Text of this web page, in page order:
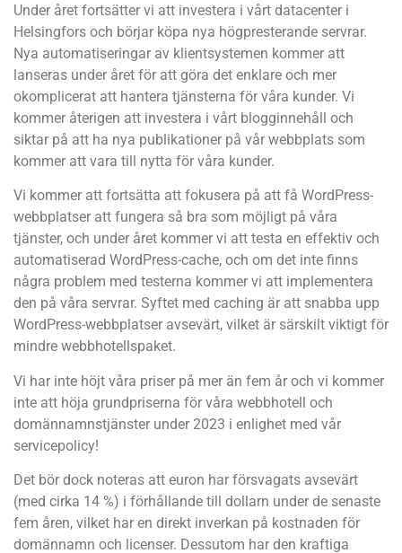
Under året fortsätter vi att investera i vårt datacenter i
Helsingfors och börjar köpa nya högpresterande servrar.
Nya automatiseringar av klientsystemen kommer att
lanseras under året för att göra det enklare och mer
okomplicerat att hantera tjänsterna för våra kunder. Vi
kommer återigen att investera i vårt blogginnehåll och
siktar på att ha nya publikationer på vår webbplats som
kommer att vara till nytta för våra kunder.
Vi kommer att fortsätta att fokusera på att få WordPress-
webbplatser att fungera så bra som möjligt på våra
tjänster, och under året kommer vi att testa en effektiv och
automatiserad WordPress-cache, och om det inte finns
några problem med testerna kommer vi att implementera
den på våra servrar. Syftet med caching är att snabba upp
WordPress-webbplatser avsevärt, vilket är särskilt viktigt för
mindre webbhotellspaket.
Vi har inte höjt våra priser på mer än fem år och vi kommer
inte att höja grundpriserna för våra webbhotell och
domännamnstjänster under 2023 i enlighet med vår
servicepolicy!
Det bör dock noteras att euron har försvagats avsevärt
(med cirka 14 %) i förhållande till dollarn under de senaste
fem åren, vilket har en direkt inverkan på kostnaden för
domännamn och licenser. Dessutom har den kraftiga